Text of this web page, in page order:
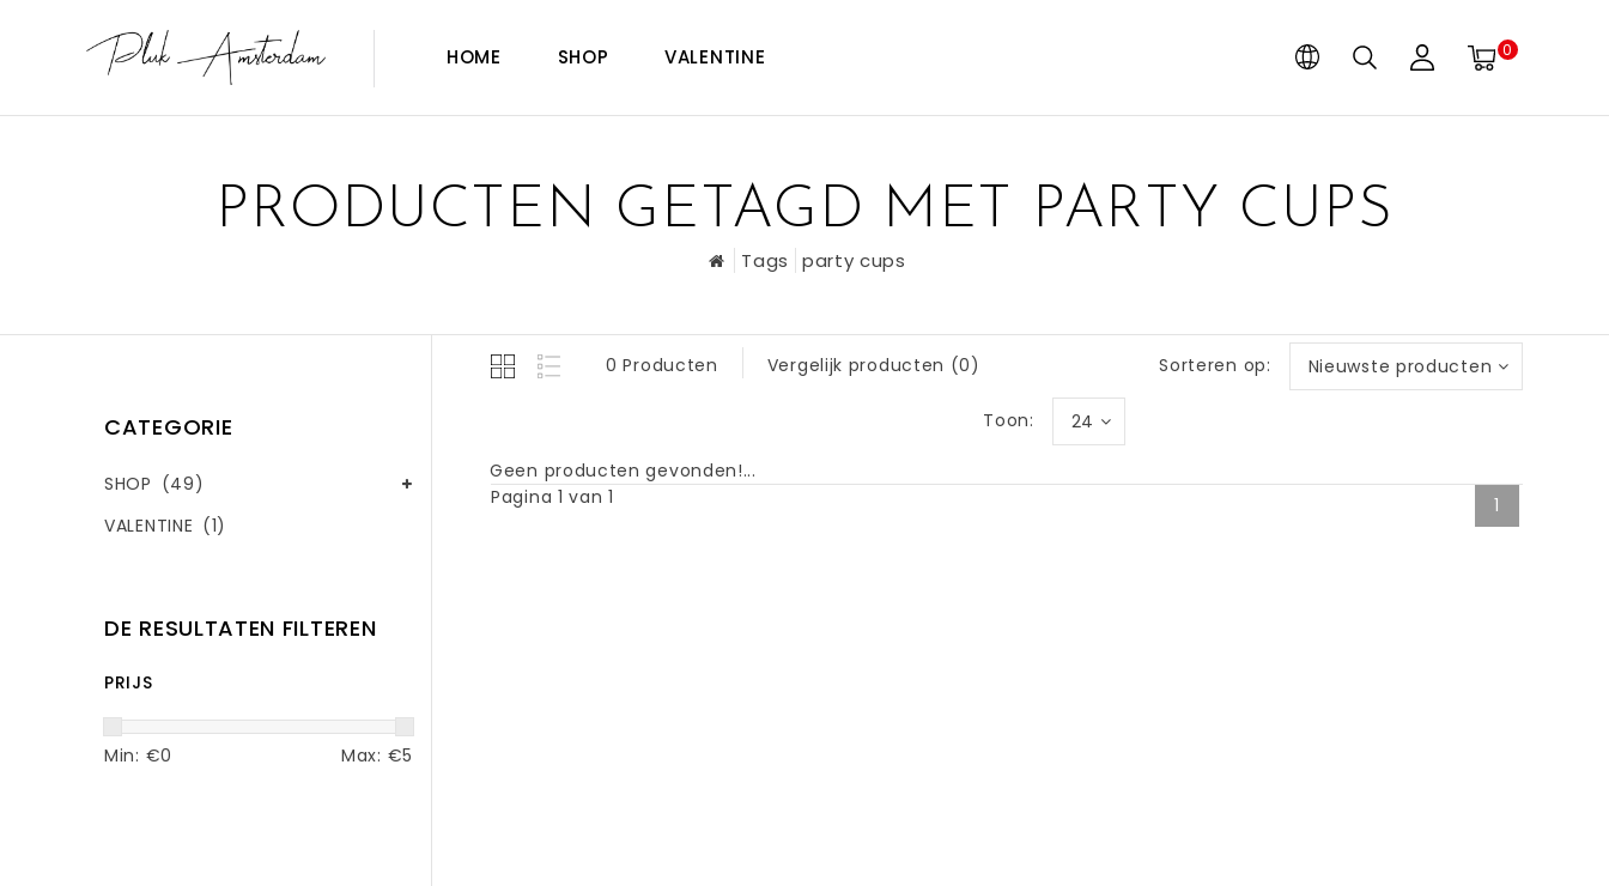
HOME SHOP VALENTINE 0
PRODUCTEN GETAGD MET PARTY CUPS
Tags party cups
CATEGORIE
SHOP (49)
VALENTINE (1)
DE RESULTATEN FILTEREN
PRIJS
Min: €0 Max: €5
0 Producten Vergelijk producten (0) Sorteren op: Nieuwste producten
Toon: 24
Geen producten gevonden!...
Pagina 1 van 1
1